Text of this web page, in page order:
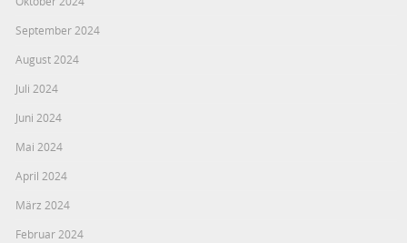
September 2024
August 2024
Juli 2024
Juni 2024
Mai 2024
April 2024
März 2024
Februar 2024